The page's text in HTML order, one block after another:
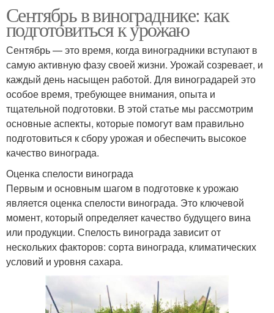
Сентябрь в винограднике: как
подготовиться к урожаю
Сентябрь — это время, когда виноградники вступают в
самую активную фазу своей жизни. Урожай созревает, и
каждый день насыщен работой. Для виноградарей это
особое время, требующее внимания, опыта и
тщательной подготовки. В этой статье мы рассмотрим
основные аспекты, которые помогут вам правильно
подготовиться к сбору урожая и обеспечить высокое
качество винограда.
Оценка спелости винограда
Первым и основным шагом в подготовке к урожаю
является оценка спелости винограда. Это ключевой
момент, который определяет качество будущего вина
или продукции. Спелость винограда зависит от
нескольких факторов: сорта винограда, климатических
условий и уровня сахара.